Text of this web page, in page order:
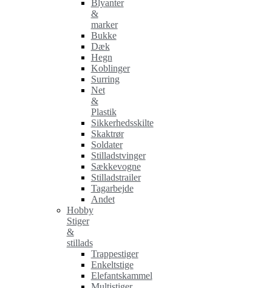
Blyanter
&
marker
Bukke
Dæk
Hegn
Koblinger
Surring
Net
&
Plastik
Sikkerhedsskilte
Skaktrør
Soldater
Stilladstvinger
Sækkevogne
Stilladstrailer
Tagarbejde
Andet
Hobby
Stiger
&
stillads
Trappestiger
Enkeltstige
Elefantskammel